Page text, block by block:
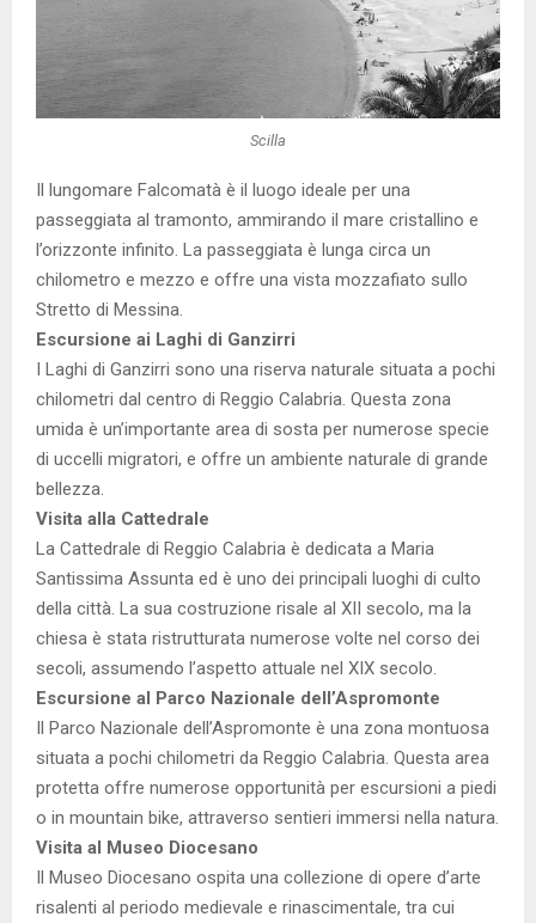
Scilla
Il lungomare Falcomatà è il luogo ideale per una
passeggiata al tramonto, ammirando il mare cristallino e
l’orizzonte infinito. La passeggiata è lunga circa un
chilometro e mezzo e offre una vista mozzafiato sullo
Stretto di Messina.
Escursione ai Laghi di Ganzirri
I Laghi di Ganzirri sono una riserva naturale situata a pochi
chilometri dal centro di Reggio Calabria. Questa zona
umida è un’importante area di sosta per numerose specie
di uccelli migratori, e offre un ambiente naturale di grande
bellezza.
Visita alla Cattedrale
La Cattedrale di Reggio Calabria è dedicata a Maria
Santissima Assunta ed è uno dei principali luoghi di culto
della città. La sua costruzione risale al XII secolo, ma la
chiesa è stata ristrutturata numerose volte nel corso dei
secoli, assumendo l’aspetto attuale nel XIX secolo.
Escursione al Parco Nazionale dell’Aspromonte
Il Parco Nazionale dell’Aspromonte è una zona montuosa
situata a pochi chilometri da Reggio Calabria. Questa area
protetta offre numerose opportunità per escursioni a piedi
o in mountain bike, attraverso sentieri immersi nella natura.
Visita al Museo Diocesano
Il Museo Diocesano ospita una collezione di opere d’arte
risalenti al periodo medievale e rinascimentale, tra cui